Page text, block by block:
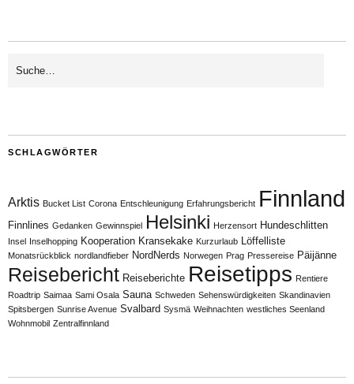
SCHLAGWÖRTER
Arktis Bucket List Corona Entschleunigung Erfahrungsbericht Finnland
Finnlines Gedanken Gewinnspiel Helsinki Herzensort Hundeschlitten
Insel Inselhopping Kooperation Kransekake Kurzurlaub Löffelliste
Monatsrückblick nordlandfieber NordNerds Norwegen Prag Pressereise Päijänne
Reisebericht Reiseberichte Reisetipps Rentiere
Roadtrip Saimaa Sami Osala Sauna Schweden Sehenswürdigkeiten Skandinavien
Spitsbergen Sunrise Avenue Svalbard Sysmä Weihnachten westliches Seenland
Wohnmobil Zentralfinnland